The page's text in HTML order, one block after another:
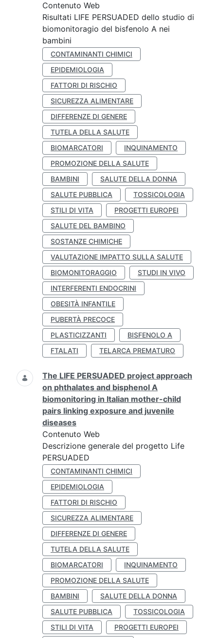
Contenuto Web
Risultati LIFE PERSUADED dello studio di
biomonitoragio del bisfenolo A nei
bambini
CONTAMINANTI CHIMICI
EPIDEMIOLOGIA
FATTORI DI RISCHIO
SICUREZZA ALIMENTARE
DIFFERENZE DI GENERE
TUTELA DELLA SALUTE
BIOMARCATORI
INQUINAMENTO
PROMOZIONE DELLA SALUTE
BAMBINI
SALUTE DELLA DONNA
SALUTE PUBBLICA
TOSSICOLOGIA
STILI DI VITA
PROGETTI EUROPEI
SALUTE DEL BAMBINO
SOSTANZE CHIMICHE
VALUTAZIONE IMPATTO SULLA SALUTE
BIOMONITORAGGIO
STUDI IN VIVO
INTERFERENTI ENDOCRINI
OBESITÀ INFANTILE
PUBERTÀ PRECOCE
PLASTICIZZANTI
BISFENOLO A
FTALATI
TELARCA PREMATURO
The LIFE PERSUADED project approach
on phthalates and bisphenol A
biomonitoring in Italian mother-child
pairs linking exposure and juvenile
diseases
Contenuto Web
Descrizione generale del progetto Life
PERSUADED
CONTAMINANTI CHIMICI
EPIDEMIOLOGIA
FATTORI DI RISCHIO
SICUREZZA ALIMENTARE
DIFFERENZE DI GENERE
TUTELA DELLA SALUTE
BIOMARCATORI
INQUINAMENTO
PROMOZIONE DELLA SALUTE
BAMBINI
SALUTE DELLA DONNA
SALUTE PUBBLICA
TOSSICOLOGIA
STILI DI VITA
PROGETTI EUROPEI